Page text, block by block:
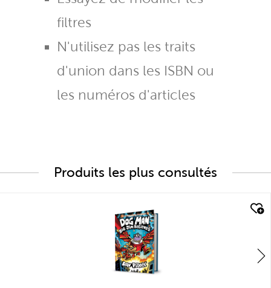
filtres
N'utilisez pas les traits
d'union dans les ISBN ou
les numéros d'articles
Produits les plus consultés